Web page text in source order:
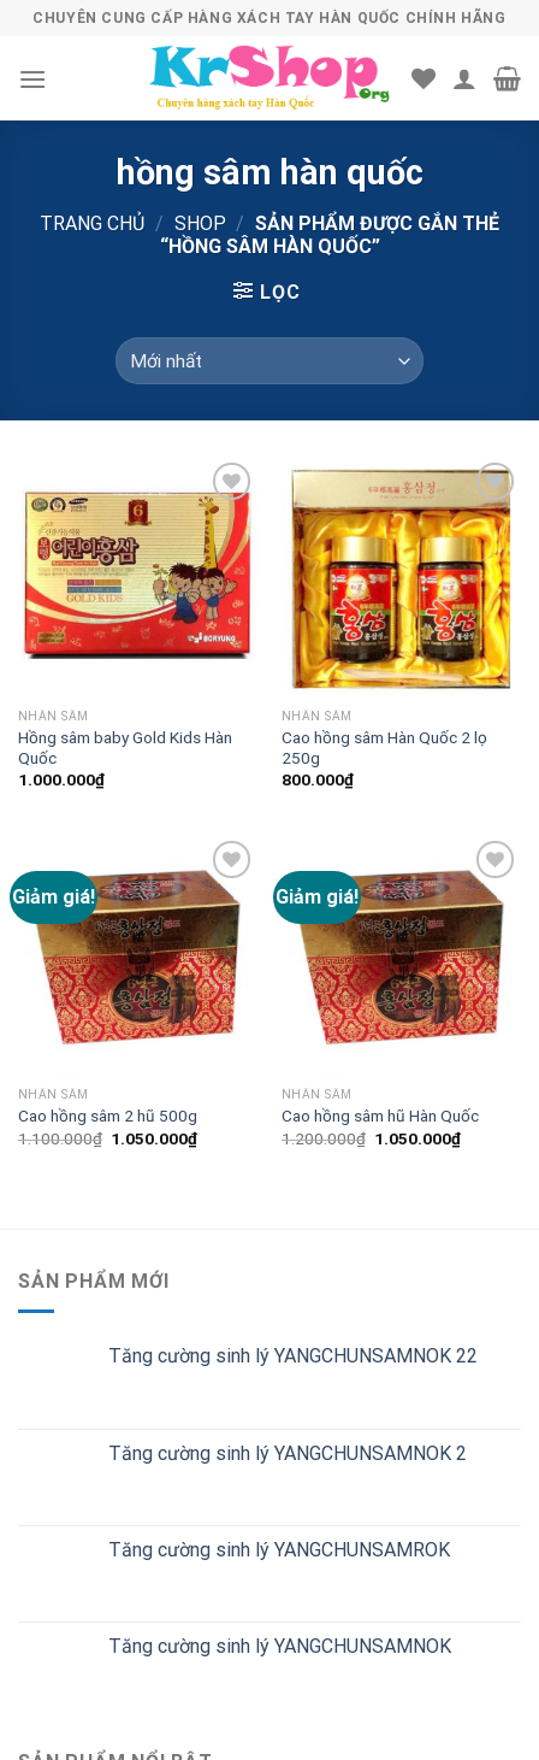
Skip
content
CHUYÊN CUNG CẤP HÀNG XÁCH TAY HÀN QUỐC CHÍNH HÃNG
hồng sâm hàn quốc
TRANG CHỦ / SHOP / SẢN PHẨM ĐƯỢC GẮN THẺ
“HỒNG SÂM HÀN QUỐC”
LỌC
Add to
Wishlist
NHÂN SÂM
Hồng sâm baby Gold Kids Hàn
Quốc
1.000.000₫
Add to
Wishlist
NHÂN SÂM
Cao hồng sâm Hàn Quốc 2 lọ
250g
800.000₫
Giảm giá!
Add to
Wishlist
NHÂN SÂM
Cao hồng sâm 2 hũ 500g
1.100.000₫ 1.050.000₫
Giảm giá!
Add to
Wishlist
NHÂN SÂM
Cao hồng sâm hũ Hàn Quốc
1.200.000₫ 1.050.000₫
SẢN PHẨM MỚI
Tăng cường sinh lý YANGCHUNSAMNOK 22
Tăng cường sinh lý YANGCHUNSAMNOK 2
Tăng cường sinh lý YANGCHUNSAMROK
Tăng cường sinh lý YANGCHUNSAMNOK